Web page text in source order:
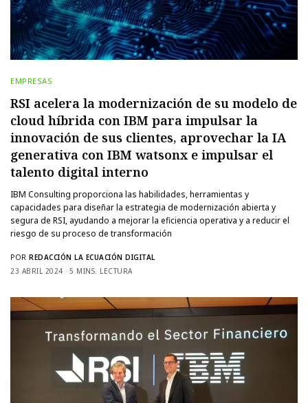
EMPRESAS
RSI acelera la modernización de su modelo de
cloud híbrida con IBM para impulsar la
innovación de sus clientes, aprovechar la IA
generativa con IBM watsonx e impulsar el
talento digital interno
IBM Consulting proporciona las habilidades, herramientas y
capacidades para diseñar la estrategia de modernización abierta y
segura de RSI, ayudando a mejorar la eficiencia operativa y a reducir el
riesgo de su proceso de transformación
POR REDACCIÓN LA ECUACIÓN DIGITAL
23 ABRIL 2024
5 MINS. LECTURA